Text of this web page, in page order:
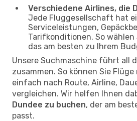
Verschiedene Airlines, die
Jede Fluggesellschaft hat
Serviceleistungen,
Tarifkonditionen. So wählen
das am besten zu Ihrem
Unsere Suchmaschine führt all
zusammen. So können Sie
einfach nach Route, Airline,
vergleichen. Wir helfen Ihnen
Dundee zu buchen, der am
passt.